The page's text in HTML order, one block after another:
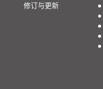
修订与更新
●
●
●
●
●